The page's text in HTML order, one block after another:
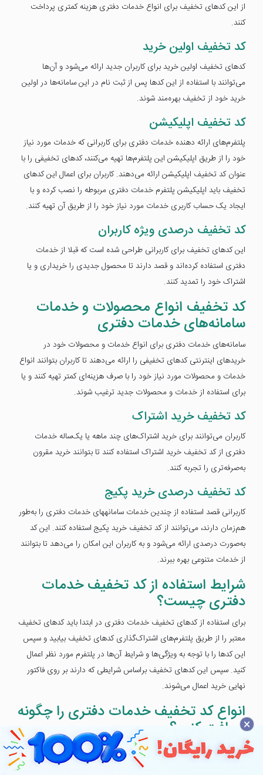
از این کدهای تخفیف برای انواع خدمات دفتری هزینه کمتری پرداخت
کنند.
کد تخفیف اولین خرید
کدهای تخفیف اولین خرید برای کاربران جدید ارائه می‌شود و آن‌ها
می‌توانند با استفاده از این کدها پس از ثبت نام در این سامانه‌ها در اولین
خرید خود از تخفیف بهره‌مند شوند.
کد تخفیف اپلیکیشن
پلتفرم‌های ارائه دهنده خدمات دفتری برای کاربرانی که خدمات مورد نیاز
خود را از طریق اپلیکیشن این پلتفرم‌ها تهیه می‌کنند، کدهای تخفیفی را با
عنوان کد تخفیف اپلیکیشن ارائه می‌دهند. کاربران برای اعمال این کدهای
تخفیف باید اپلیکیشن پلتفرم خدمات دفتری مربوطه را نصب کرده و با
ایجاد یک حساب کاربری خدمات مورد نیاز خود را از طریق آن تهیه کنند.
کد تخفیف درصدی ویژه کاربران
این کدهای تخفیف برای کاربرانی طراحی شده است که قبلا از خدمات
دفتری استفاده کرده‌اند و قصد دارند تا محصول جدیدی را خریداری و یا
اشتراک خود را تمدید کنند.
کد تخفیف انواع محصولات و خدمات
سامانه‌های خدمات دفتری
سامانه‌های خدمات دفتری برای انواع خدمات و محصولات خود در
خریدهای اینترنتی کدهای تخفیفی را ارائه می‌دهند تا کاربران بتوانند انواع
خدمات و محصولات مورد نیاز خود را با صرف هزینه‌ای کمتر تهیه کنند و یا
برای استفاده از خدمات و محصولات جدید ترغیب شوند.
کد تخفیف خرید اشتراک
کاربران می‌توانند برای خرید اشتراک‌های چند ماهه یا یک‌ساله خدمات
دفتری از کد تخفیف خرید اشتراک استفاده کنند تا بتوانند خرید مقرون‌
به‌صرفه‌تری را تجربه کنند.
کد تخفیف درصدی خرید پکیج
کاربرانی قصد استفاده از چندین خدمات سامانه‎های خدمات دفتری را به‌طور
هم‌زمان دارند، می‌توانند از کد تخفیف خرید پکیج استفاده کنند. این کد
به‌صورت درصدی ارائه می‌شود و به کاربران این امکان را می‌دهد تا بتوانند
از خدمات متنوعی بهره ببرند.
شرایط استفاده از کد تخفیف خدمات
دفتری چیست؟
برای استفاده از کدهای تخفیف خدمات دفتری در ابتدا باید کدهای تخفیف
معتبر را از طریق پلتفرم‌های اشتراک‌گذاری کدهای تخفیف بیابید و سپس
این کدها را با توجه به ویژگی‌ها و شرایط آن‌ها در پلتفرم مورد نظر اعمال
کنید. سپس این کدهای تخفیف براساس شرایطی که دارند بر روی فاکتور
نهایی خرید اعمال می‌شوند.
انواع کد تخفیف خدمات دفتری را چگونه
دریافت کنیم؟
شما می‌توانید به انواع کدهای تخفیف معتبر خدمات اینترنتی و
فروشگاه‌های آنلاین از طریق پلتفرم موپُن دسترسی پیدا کنید. پلتفرم موپُن
×